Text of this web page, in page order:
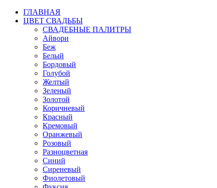
ГЛАВНАЯ
ЦВЕТ СВАДЬБЫ
СВАДЕБНЫЕ ПАЛИТРЫ
Айвори
Беж
Белый
Бордовый
Голубой
Желтый
Зеленый
Золотой
Коричневый
Красный
Кремовый
Оранжевый
Розовый
Разноцветная
Синий
Сиреневый
Фиолетовый